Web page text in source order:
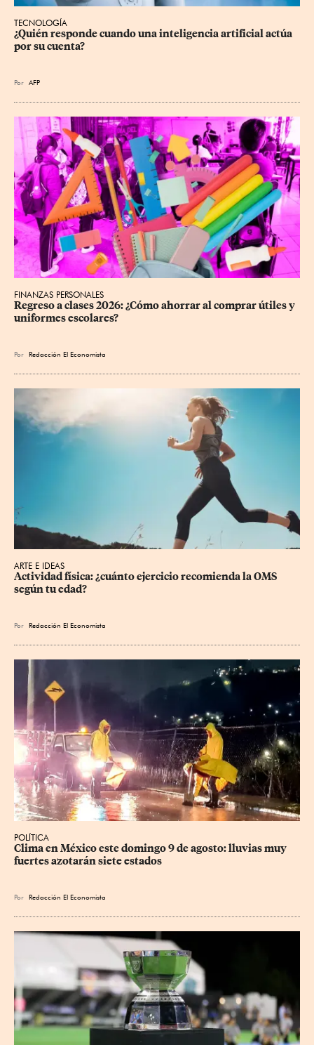
TECNOLOGÍA
¿Quién responde cuando una inteligencia artificial actúa
por su cuenta?
Por AFP
FINANZAS PERSONALES
Regreso a clases 2026: ¿Cómo ahorrar al comprar útiles y
uniformes escolares?
Por Redacción El Economista
ARTE E IDEAS
Actividad física: ¿cuánto ejercicio recomienda la OMS
según tu edad?
Por Redacción El Economista
POLÍTICA
Clima en México este domingo 9 de agosto: lluvias muy
fuertes azotarán siete estados
Por Redacción El Economista